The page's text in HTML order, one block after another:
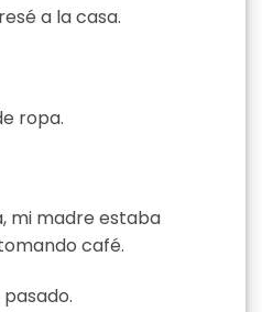
a la casa.
ropa.
mi madre estaba
café.